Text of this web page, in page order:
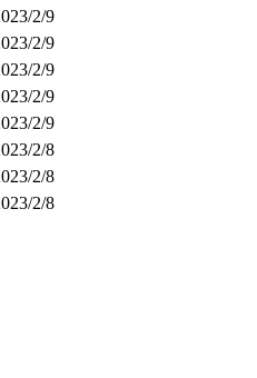
2/9
2/9
2/9
2/9
2/9
2/8
2/8
2/8